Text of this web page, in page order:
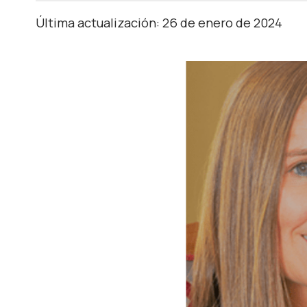
Última actualización: 26 de enero de 2024